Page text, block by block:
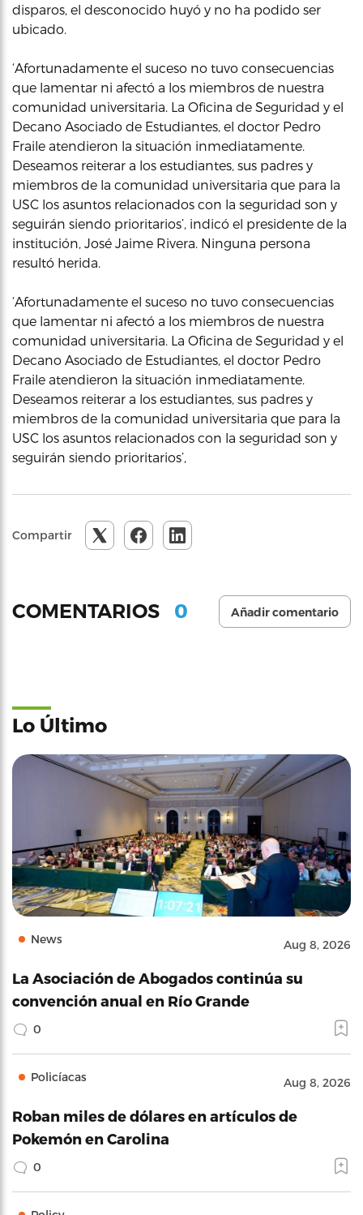
disparos, el desconocido huyó y no ha podido ser
ubicado.
‘Afortunadamente el suceso no tuvo consecuencias
que lamentar ni afectó a los miembros de nuestra
comunidad universitaria. La Oficina de Seguridad y el
Decano Asociado de Estudiantes, el doctor Pedro
Fraile atendieron la situación inmediatamente.
Deseamos reiterar a los estudiantes, sus padres y
miembros de la comunidad universitaria que para la
USC los asuntos relacionados con la seguridad son y
seguirán siendo prioritarios’, indicó el presidente de la
institución, José Jaime Rivera. Ninguna persona
resultó herida.
‘Afortunadamente el suceso no tuvo consecuencias
que lamentar ni afectó a los miembros de nuestra
comunidad universitaria. La Oficina de Seguridad y el
Decano Asociado de Estudiantes, el doctor Pedro
Fraile atendieron la situación inmediatamente.
Deseamos reiterar a los estudiantes, sus padres y
miembros de la comunidad universitaria que para la
USC los asuntos relacionados con la seguridad son y
seguirán siendo prioritarios’,
Compartir
COMENTARIOS 0 Añadir comentario
Lo Último
News Aug 8, 2026
La Asociación de Abogados continúa su
convención anual en Río Grande
0
Policíacas Aug 8, 2026
Roban miles de dólares en artículos de
Pokemón en Carolina
0